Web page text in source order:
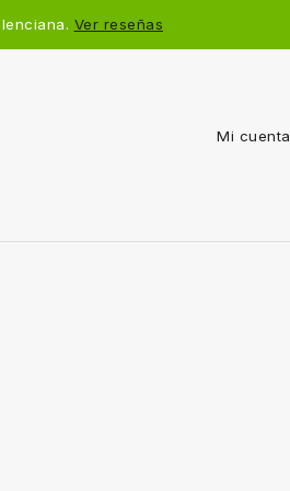
Ver reseñas
Mi cuenta